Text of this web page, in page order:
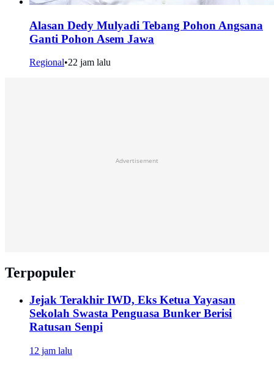
Alasan Dedy Mulyadi Tebang Pohon Angsana
Ganti Pohon Asem Jawa
Regional•22 jam lalu
Advertisement
Terpopuler
Jejak Terakhir IWD, Eks Ketua Yayasan
Sekolah Swasta Penguasa Bunker Berisi
Ratusan Senpi
12 jam lalu